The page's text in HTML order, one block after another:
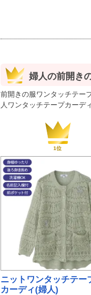
婦人の前開き
前開きの服ワンタッチテー
人ワンタッチテープカーデ
ニットワンタッチテー
カーディ(婦人)